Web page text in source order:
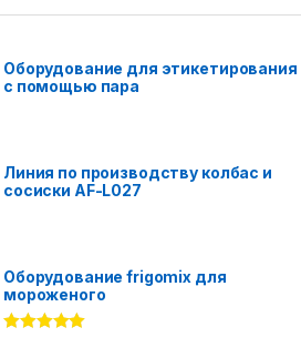
Оборудование для этикетирования
с помощью пара
Линия по производству колбас и
сосиски AF-L027
Оборудование frigomix для
мороженого